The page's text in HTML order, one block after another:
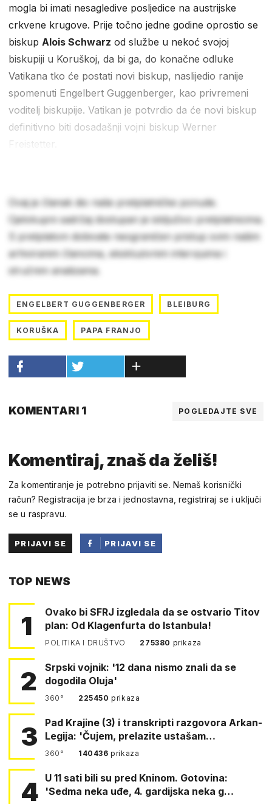
mogla bi imati nesagledive posljedice na austrijske
crkvene krugove. Prije točno jedne godine oprostio se
biskup Alois Schwarz od službe u nekoć svojoj
biskupiji u Koruškoj, da bi ga, do konačne odluke
Vatikana tko će postati novi biskup, naslijedio ranije
spomenuti Engelbert Guggenberger, kao privremeni
voditelj biskupije. Vatikan je potvrdio da će novi biskup
definitivno biti dosadašnji vojni biskup Werner
Freistetter.
Ovaj je članak dio naše pretplatničke ponude.
Cjelokupni sadržaj dostupan je isključivo pretplatnicima.
S pretplatom dobivate neograničen pristup svim našim
arhiviranim člancima, ekskluzivnim intervjuima i
stručnim analizama.
ENGELBERT GUGGENBERGER BLEIBURG
KORUŠKA PAPA FRANJO
KOMENTARI 1 POGLEDAJTE SVE
Komentiraj, znaš da želiš!
Za komentiranje je potrebno prijaviti se. Nemaš korisnički
račun? Registracija je brza i jednostavna, registriraj se i uključi
se u raspravu.
PRIJAVI SE
PRIJAVI SE
TOP NEWS
1
Ovako bi SFRJ izgledala da se ostvario Titov
plan: Od Klagenfurta do Istanbula!
POLITIKA I DRUŠTVO 275380 prikaza
2
Srpski vojnik: '12 dana nismo znali da se
dogodila Oluja'
360° 225450prikaza
3
Pad Krajine (3) i transkripti razgovora Arkan-
Legija: 'Čujem, prelazite ustašam…
360° 140436prikaza
4 U 11 sati bili su pred Kninom. Gotovina:
'Sedma neka uđe, 4. gardijska neka g…